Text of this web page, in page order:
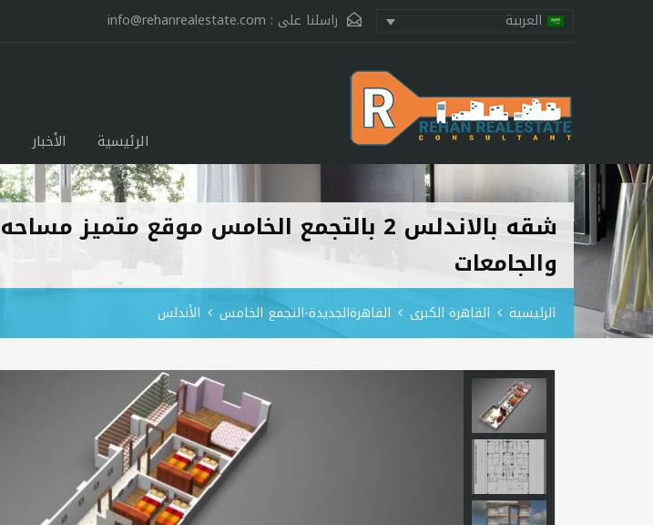
العربية راسلنا على : info@rehanrealestate.com
الرئيسية الأخبار
والجامعات
الرئيسية القاهرة الكبرى القاهرةالجديدة-التجمع الخامس الأندلس